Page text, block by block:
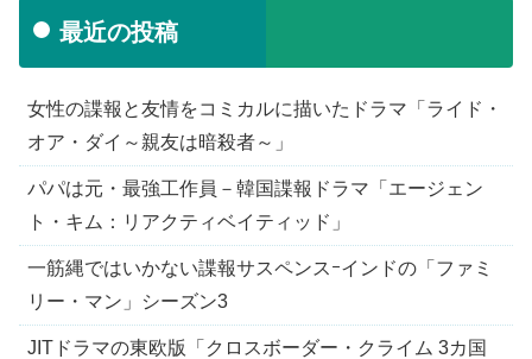
最近の投稿
女性の諜報と友情をコミカルに描いたドラマ「ライド・
オア・ダイ～親友は暗殺者～」
パパは元・最強工作員－韓国諜報ドラマ「エージェン
ト・キム：リアクティベイティッド」
一筋縄ではいかない諜報サスペンスｰインドの「ファミ
リー・マン」シーズン3
JITドラマの東欧版「クロスボーダー・クライム 3カ国